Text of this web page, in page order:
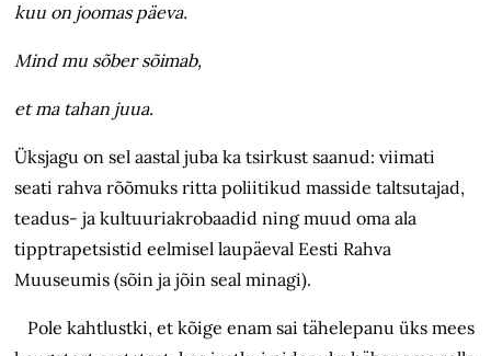
kuu on joomas päeva.
Mind mu sõber sõimab,
et ma tahan juua.
Üksjagu on sel aastal juba ka tsirkust saanud: viimati
seati rahva rõõmuks ritta poliitikud masside taltsutajad,
teadus- ja kultuuriakrobaadid ning muud oma ala
tipptrapetsistid eelmisel laupäeval Eesti Rahva
Muuseumis (sõin ja jõin seal minagi).
Pole kahtlustki, et kõige enam sai tähelepanu üks mees